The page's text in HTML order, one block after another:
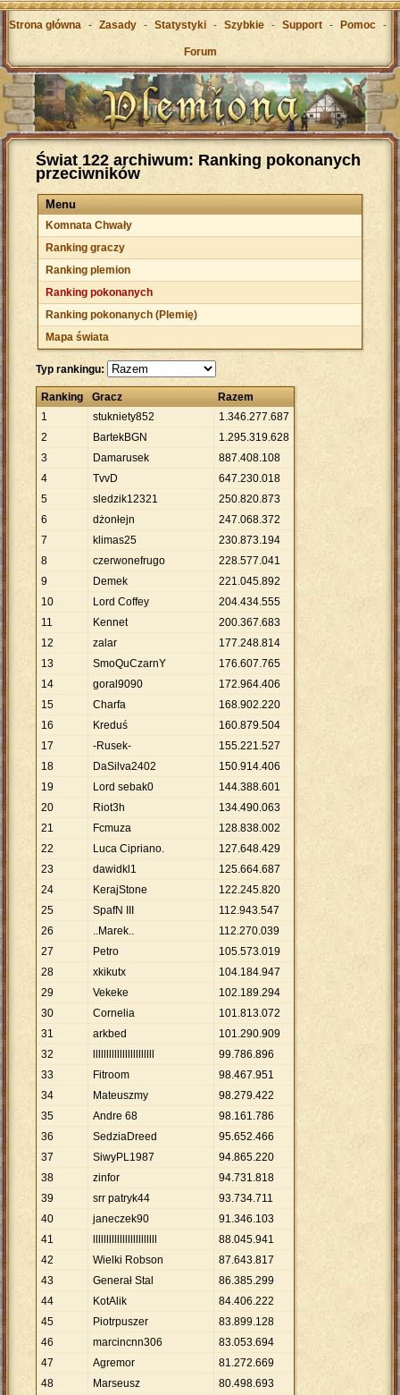
Strona główna - Zasady - Statystyki - Szybkie - Support - Pomoc -
Forum
Świat 122 archiwum: Ranking pokonanych
przeciwników
Menu
Komnata Chwały
Ranking graczy
Ranking plemion
Ranking pokonanych
Ranking pokonanych (Plemię)
Mapa świata
Typ rankingu:
Ranking Gracz
Razem
1
stukniety852 1.346.277.687
2
BartekBGN 1.295.319.628
3
Damarusek 887.408.108
4
TvvD 647.230.018
5
sledzik12321 250.820.873
6
dżonłejn 247.068.372
7
klimas25 230.873.194
8
czerwonefrugo 228.577.041
9
Demek 221.045.892
10
Lord Coffey 204.434.555
11
Kennet 200.367.683
12
zalar 177.248.814
13
SmoQuCzarnY 176.607.765
14
goral9090 172.964.406
15
Charfa 168.902.220
16
Kreduś 160.879.504
17
-Rusek- 155.221.527
18
DaSilva2402 150.914.406
19
Lord sebak0 144.388.601
20
Riot3h 134.490.063
21
Fcmuza 128.838.002
22
Luca Cipriano. 127.648.429
23
dawidkl1 125.664.687
24
KerajStone 122.245.820
25
SpafN III 112.943.547
26
..Marek.. 112.270.039
27
Petro 105.573.019
28
xkikutx 104.184.947
29
Vekeke 102.189.294
30
Cornelia 101.813.072
31
arkbed 101.290.909
32
99.786.896
33
Fitroom 98.467.951
34
Mateuszmy 98.279.422
35
Andre 68 98.161.786
36
SedziaDreed 95.652.466
37
SiwyPL1987 94.865.220
38
zinfor 94.731.818
39
srr patryk44 93.734.711
40
janeczek90 91.346.103
41
88.045.941
42
Wielki Robson 87.643.817
43
Generał Stal 86.385.299
44
KotAlik 84.406.222
45
Piotrpuszer 83.899.128
46
marcincnn306 83.053.694
47
Agremor 81.272.669
48
Marseusz 80.498.693